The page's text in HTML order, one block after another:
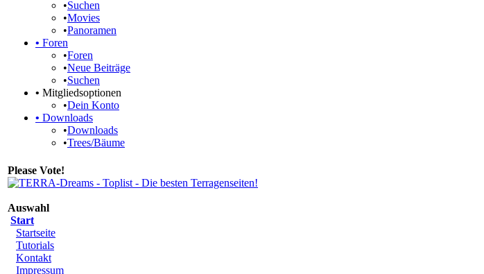
•Suchen
•Movies
•Panoramen
• Foren
•Foren
•Neue Beiträge
•Suchen
• Mitgliedsoptionen
•Dein Konto
• Downloads
•Downloads
•Trees/Bäume
Please Vote!
Auswahl
Start
Startseite
Tutorials
Kontakt
Impressum